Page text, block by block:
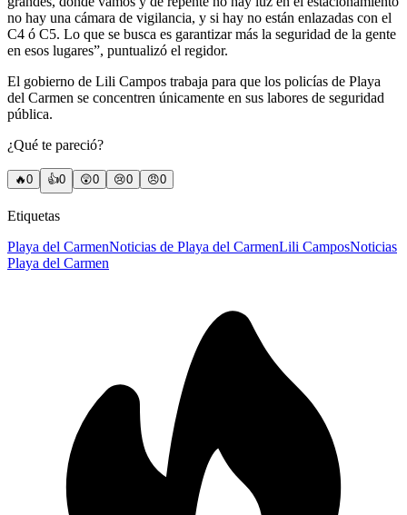
no hay una cámara de vigilancia, y si hay no están enlazadas con el
C4 ó C5. Lo que se busca es garantizar más la seguridad de la gente
en esos lugares”, puntualizó el regidor.
El gobierno de Lili Campos trabaja para que los policías de Playa
del Carmen se concentren únicamente en sus labores de seguridad
pública.
¿Qué te pareció?
🔥0 👍0 😲0 😢0 😠0
Etiquetas
Playa del CarmenNoticias de Playa del CarmenLili CamposNoticias
Playa del Carmen